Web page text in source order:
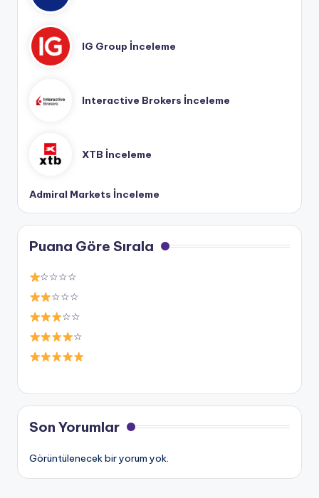
IG Group İnceleme
Interactive Brokers İnceleme
XTB İnceleme
Admiral Markets İnceleme
Puana Göre Sırala
☆☆☆☆
☆☆☆
☆☆
☆
Son Yorumlar
Görüntülenecek bir yorum yok.